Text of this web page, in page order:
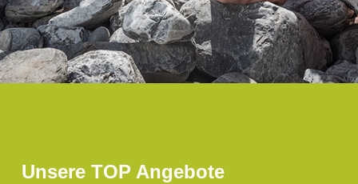
Unsere TOP Angebote